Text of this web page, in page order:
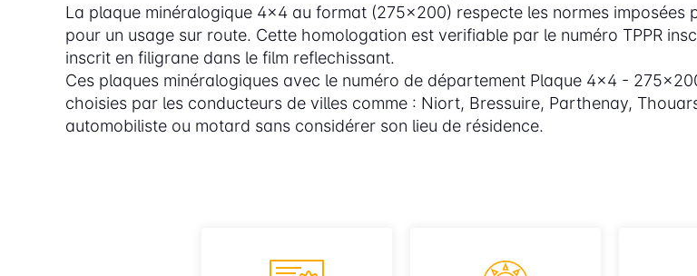
La plaque minéralogique 4x4 au format (275x200) respecte les normes imposées
pour un usage sur route. Cette homologation est verifiable par le numéro TPPR
inscrit en filigrane dans le film reflechissant.
Ces plaques minéralogiques avec le numéro de département Plaque 4x4 -
choisies par les conducteurs de villes comme : Niort, Bressuire, Parthenay,
automobiliste ou motard sans considérer son lieu de résidence.